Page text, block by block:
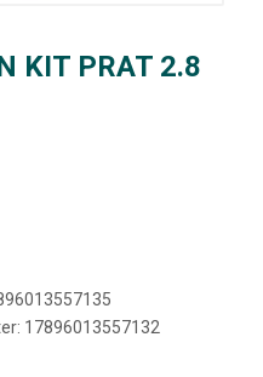
KIT PRAT 2.8
17896013557132